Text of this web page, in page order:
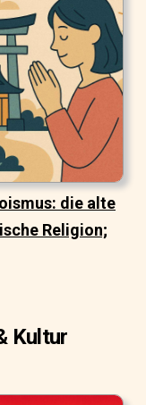
die alte
Religion;
Kultur